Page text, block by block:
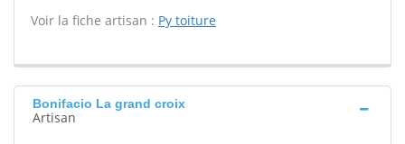
Voir la fiche artisan : Py toiture
Bonifacio La grand croix
Artisan